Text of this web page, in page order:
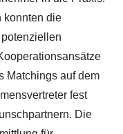
konnten die
Matchings auf dem
fest
Die